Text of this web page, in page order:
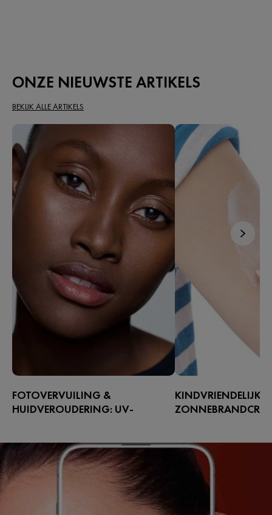
ONZE NIEUWSTE ARTIKELS
BEKIJK ALLE ARTIKELS
FOTOVERVUILING &
HUIDVEROUDERING: UV-
Fotovervuiling versnelt
huidveroudering. Ontdek hoe je de
huidbarrière in de stad beschermt met
onze verzorgende formules en
KINDVRIENDELIJKE
Bescherm de
met de zachte
Ontdek onze tips en
kinderen helpen